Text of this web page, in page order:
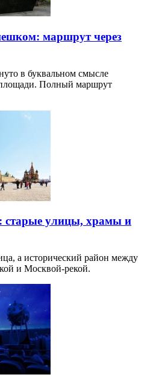
маршрут через
в буквальном смысле
Полный маршрут
старые улицы, храмы и
а исторический район между
и Москвой-рекой.